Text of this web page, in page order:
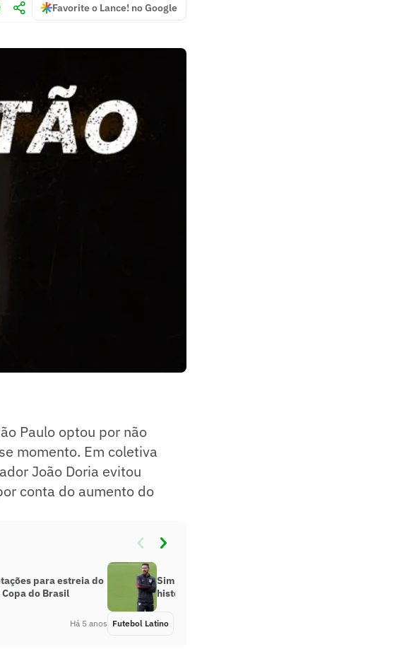
Favorite o Lance! no Google
Paulo optou por não
momento. Em coletiva
João Doria evitou
conta do aumento do
para estreia do
do Brasil
Há 5 anos
Simeone perto de atingir feito
histórico pelo Atlético de Madrid
Futebol Latino